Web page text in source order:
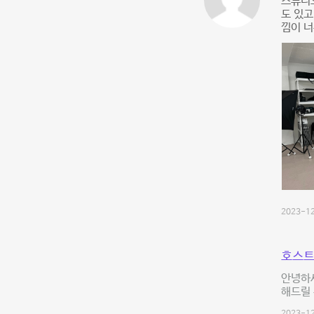
도 있
낌이
2023-
호스
안녕하
해드릴